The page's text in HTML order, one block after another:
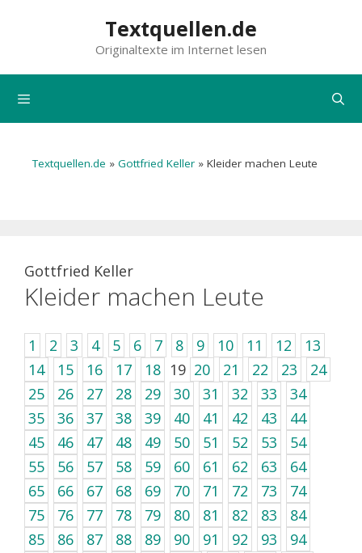
Textquellen.de
Originaltexte im Internet lesen
Textquellen.de » Gottfried Keller » Kleider machen Leute
Gottfried Keller
Kleider machen Leute
1 2 3 4 5 6 7 8 9 10 11 12
13
14
15 16 17 18 19 20 21 22 23
24
25
26 27 28 29 30 31 32 33
34
35
36 37 38 39 40 41 42 43
44
45
46 47 48 49 50 51 52 53
54
55
56 57 58 59 60 61 62 63
64
65
66 67 68 69 70 71 72 73
74
75
76 77 78 79 80 81 82 83
84
85
86 87 88 89 90 91 92 93
94